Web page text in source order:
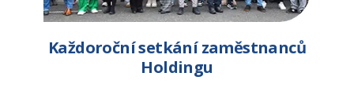
Každoroční setkání zaměstnanců
Holdingu